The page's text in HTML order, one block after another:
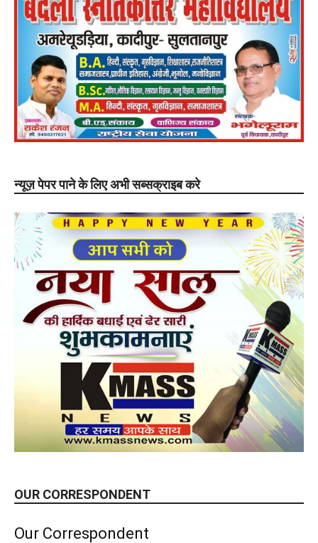
न्यूज़ पेपर पाने के लिए अभी सब्सक्राइब करे
OUR CORRESPONDENT
Our Correspondent